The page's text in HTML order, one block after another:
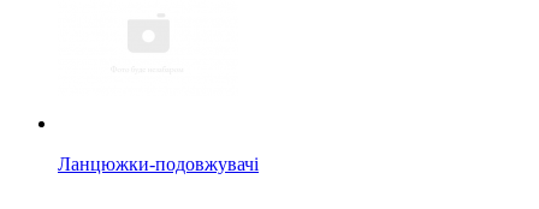
Ланцюжки-подовжувачі